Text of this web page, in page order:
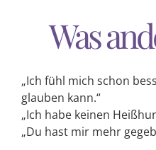
Was
„Ich fühl mich schon
glauben kann.“
„Ich habe keinen
„Du hast mir mehr